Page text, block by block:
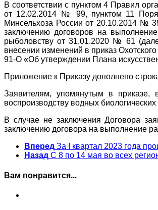
В соответствии с пунктом 4 Правил
от 12.02.2014 № 99, пунктом 11
Минсельхоза России от 20.10.2014 №
заключению договоров на
рыболовству от 31.01.2020 № 61
внесении изменений в приказ
91-О «Об утверждении Плана
Приложение к Приказу дополнено
Заявителям, упомянутым в
воспроизводству водных биологических
В случае не заключения Договора
заключению договора на выполнение
Вперед За I квартал 2023 года
Назад С 8 по 14 мая во всех
Вам понравится...